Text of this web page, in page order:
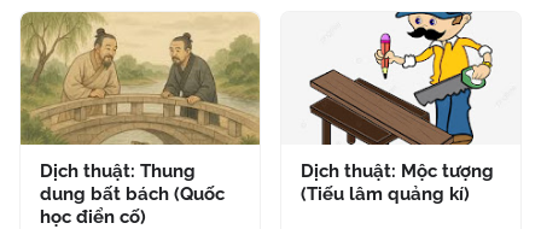
Dịch thuật: Thung
dung bất bách (Quốc
học điển cố)
Dịch thuật: Mộc tượng
(Tiếu lâm quảng kí)